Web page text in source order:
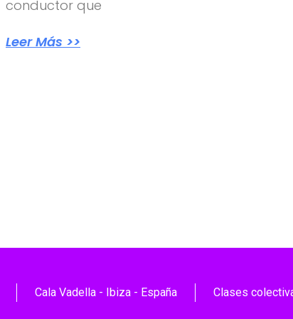
conductor que
Leer Más >>
Cala Vadella - Ibiza - España Clases